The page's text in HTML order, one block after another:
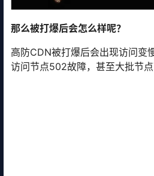
那么被打爆后会怎么样呢？
高防CDN被打爆后会出现访问变
访问节点502故障，甚至大批节点